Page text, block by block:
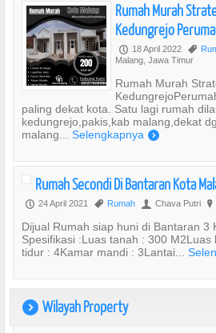
Rumah Murah
Kedungrejo
P 18 April 2022 ,
Malang, Jawa Timur
Rumah Murah
paling dekat kota. Satu lagi rumah
kedungrejo,pakis,kab malang,dekat
malang... Selengkapnya )
Rumah Secondi Di Bantaran Kota
P 24 April 2021 , Rumah U Chava Putri ?
Dijual Rumah siap huni di Bantaran 3
Spesifikasi :Luas tanah : 300
tidur : 4Kamar mandi : 3Lantai...
) Wilayah Property